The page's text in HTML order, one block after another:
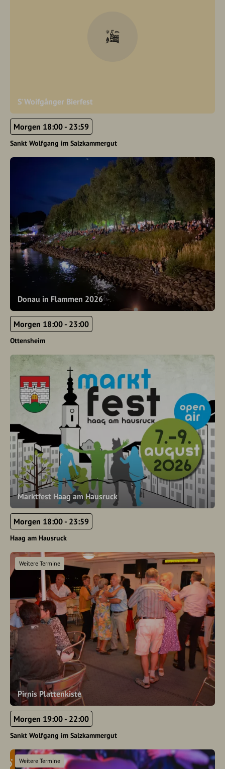
S'Woifgånger Bierfest
Morgen 18:00 - 23:59
Sankt Wolfgang im Salzkammergut
Donau in Flammen 2026
Morgen 18:00 - 23:00
Ottensheim
Marktfest Haag am Hausruck
Morgen 18:00 - 23:59
Haag am Hausruck
Pirnis Plattenkiste
Weitere Termine
Morgen 19:00 - 22:00
Sankt Wolfgang im Salzkammergut
Weitere Termine